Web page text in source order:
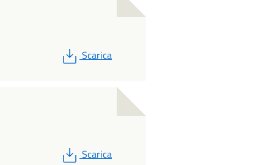
PDF
Scarica
PDF
Scarica